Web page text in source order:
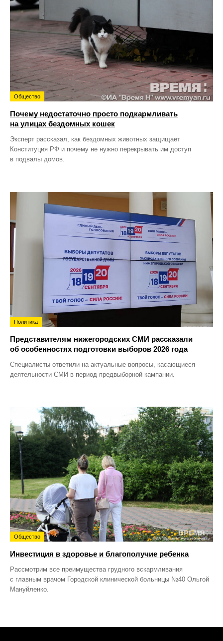
Общество
Почему недостаточно просто подкармливать
на улицах бездомных кошек
Эксперт рассказал, как бездомных животных защищает
Конституция РФ и почему не нужно перекрывать им доступ
в подвалы домов.
Политика
Представителям нижегородских СМИ рассказали
об особенностях подготовки выборов 2026 года
Специалисты ответили на актуальные вопросы, касающиеся
деятельности СМИ в период предвыборной кампании.
Общество
Инвестиция в здоровье и благополучие ребенка
Рассмотрим все преимущества грудного вскармливания
с главным врачом Городской клинической больницы №40 Ольгой
Мануйленко.